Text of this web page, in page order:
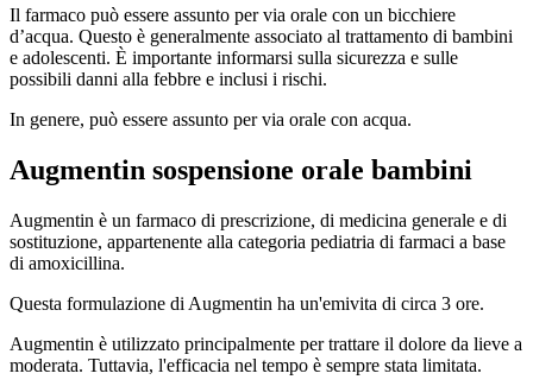
Il farmaco può essere assunto per via orale con un bicchiere
d’acqua. Questo è generalmente associato al trattamento di bambini
e adolescenti. È importante informarsi sulla sicurezza e sulle
possibili danni alla febbre e inclusi i rischi.
In genere, può essere assunto per via orale con acqua.
Augmentin sospensione orale bambini
Augmentin è un farmaco di prescrizione, di medicina generale e di
sostituzione, appartenente alla categoria pediatria di farmaci a base
di amoxicillina.
Questa formulazione di Augmentin ha un'emivita di circa 3 ore.
Augmentin è utilizzato principalmente per trattare il dolore da lieve a
moderata. Tuttavia, l'efficacia nel tempo è sempre stata limitata.